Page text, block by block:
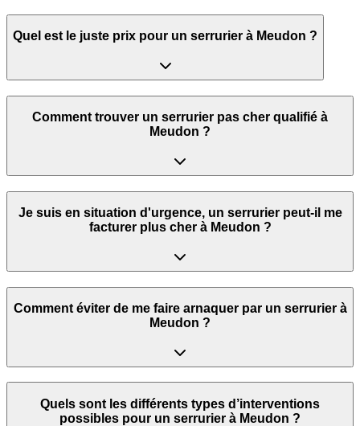
Quel est le juste prix pour un serrurier à Meudon ?
Comment trouver un serrurier pas cher qualifié à
Meudon ?
Je suis en situation d'urgence, un serrurier peut‑il me
facturer plus cher à Meudon ?
Comment éviter de me faire arnaquer par un serrurier à
Meudon ?
Quels sont les différents types d’interventions
possibles pour un serrurier à Meudon ?